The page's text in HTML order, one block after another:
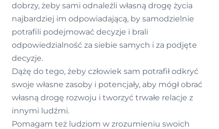
dobrzy, żeby sami odnaleźli własną drogę życia
najbardziej im odpowiadającą, by samodzielnie
potrafili podejmować decyzje i brali
odpowiedzialność za siebie samych i za podjęte
decyzje.
Dążę do tego, żeby człowiek sam potrafił odkryć
swoje własne zasoby i potencjały, aby mógł obrać
własną drogę rozwoju i tworzyć trwałe relacje z
innymi ludźmi.
Pomagam też ludziom w zrozumieniu swoich